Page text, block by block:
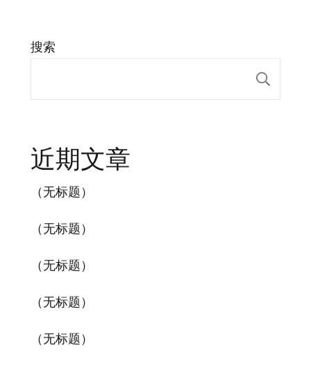
搜索
近期文章
（无标题）
（无标题）
（无标题）
（无标题）
（无标题）